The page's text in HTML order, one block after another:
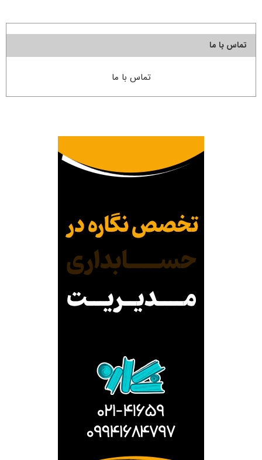
تماس با ما
تماس با ما